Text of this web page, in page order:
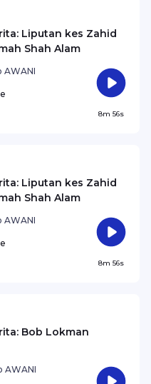
Liputan kes Zahid
Shah Alam
AWANI
8m 56s
Liputan kes Zahid
Shah Alam
AWANI
8m 56s
Bob Lokman
AWANI